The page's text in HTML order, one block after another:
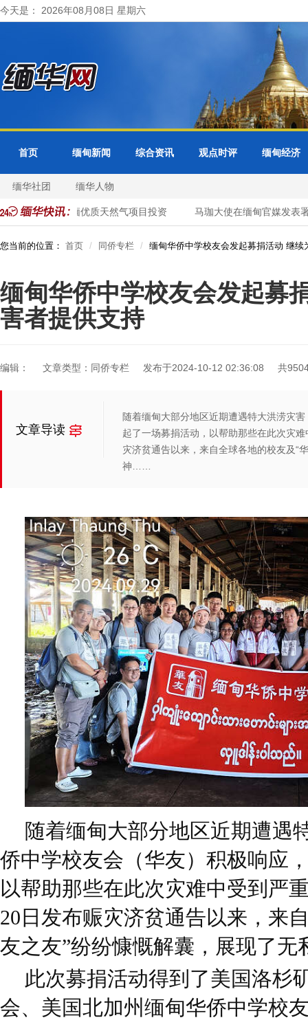
今天是： 2026年08月08日 星期六
首页 缅甸新闻 综合资讯 观点时评 缅甸经济
缅华社团 缅华人物
企业加大对缅优质天然气项目投资 马珈大使在缅甸官媒发表署
您当前的位置： 首页 同侨专栏 缅甸华侨中学校友会发起募捐活动 继续
缅甸华侨中学校友会发起募
害者提供支持
编辑： 文章类型：同侨专栏 发布于2024-10-12 02:36:08 共
文章导读
随着缅甸大部分地区近期遭遇特大洪涝灾
起了一场募捐活动，以帮助那些在此次灾
灾济贫通告以来，来自全球各地的校友及“
神……
随着缅甸大部分地区近期遭遇
侨中学校友会（华友）积极响应
以帮助那些在此次灾难中受到严
20日发布赈灾济贫通告以来，来
友之友”纷纷慷慨解囊，展现了无
此次募捐活动得到了美国洛杉
会、美国北加州缅甸华侨中学校